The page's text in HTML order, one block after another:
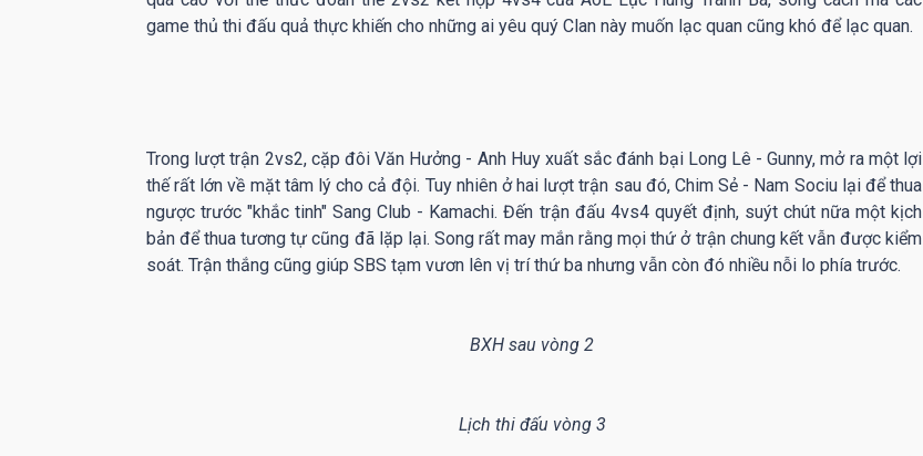
game thủ thi đấu quả thực khiến cho những ai yêu quý Clan này muốn lạc quan cũng khó để lạc quan.
Trong lượt trận 2vs2, cặp đôi Văn Hưởng - Anh Huy xuất sắc đánh bại Long Lê - Gunny, mở ra một lợi
thế rất lớn về mặt tâm lý cho cả đội. Tuy nhiên ở hai lượt trận sau đó, Chim Sẻ - Nam Sociu lại để thua
ngược trước "khắc tinh" Sang Club - Kamachi. Đến trận đấu 4vs4 quyết định, suýt chút nữa một kịch
bản để thua tương tự cũng đã lặp lại. Song rất may mắn rằng mọi thứ ở trận chung kết vẫn được kiểm
soát. Trận thắng cũng giúp SBS tạm vươn lên vị trí thứ ba nhưng vẫn còn đó nhiều nỗi lo phía trước.
BXH sau vòng 2
Lịch thi đấu vòng 3